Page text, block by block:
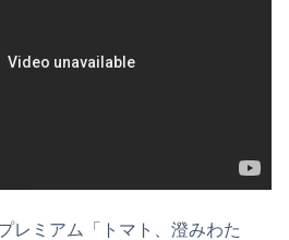
レミアム「トマト、澄みわた